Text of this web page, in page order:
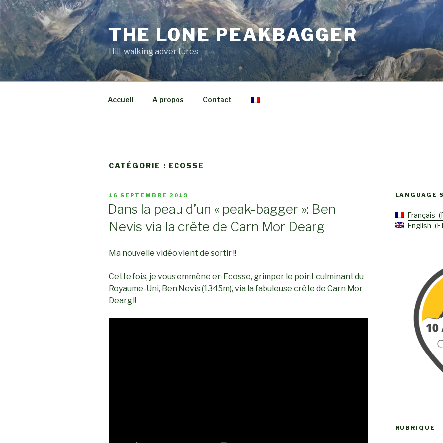
Aller
contenu
principal
THE LONE PEAKBAGGER
Hill-walking adventures
Accueil A propos Contact
CATÉGORIE : ECOSSE
PUBLIÉ
16 SEPTEMBRE 2019
Dans la peau d’un « peak-bagger »: Ben
Nevis via la crête de Carn Mor Dearg
Ma nouvelle vidéo vient de sortir !!
Cette fois, je vous emmène en Ecosse, grimper le point culminant du
Royaume-Uni, Ben Nevis (1345m), via la fabuleuse crête de Carn Mor
Dearg !!
LANGUAGE
Français
English
RUBRIQUE